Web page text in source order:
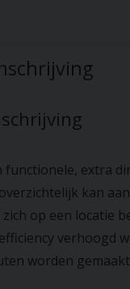
functionele, extra
kan
op een locatie
verhoogd
worden